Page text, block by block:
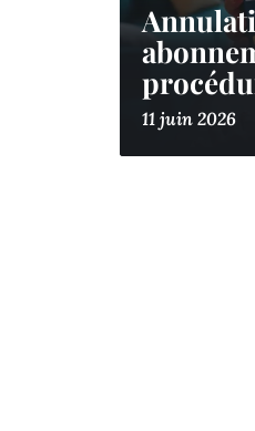
11 juin 2026